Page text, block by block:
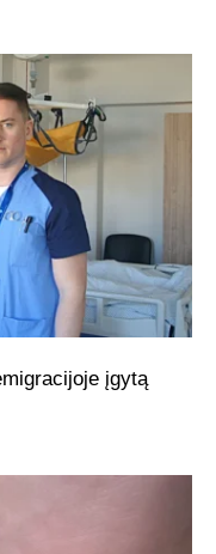
įgytą